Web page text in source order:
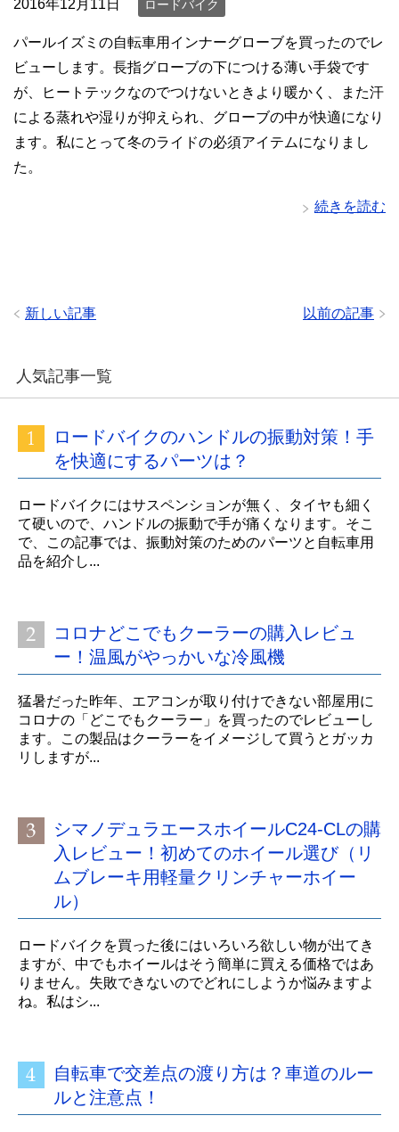
2016年12月11日 ロードバイク
パールイズミの自転車用インナーグローブを買ったのでレ
ビューします。長指グローブの下につける薄い手袋です
が、ヒートテックなのでつけないときより暖かく、また汗
による蒸れや湿りが抑えられ、グローブの中が快適になり
ます。私にとって冬のライドの必須アイテムになりまし
た。
続きを読む
以前の記事
新しい記事
人気記事一覧
ロードバイクのハンドルの振動対策！手
を快適にするパーツは？
ロードバイクにはサスペンションが無く、タイヤも細く
て硬いので、ハンドルの振動で手が痛くなります。そこ
で、この記事では、振動対策のためのパーツと自転車用
品を紹介し...
コロナどこでもクーラーの購入レビュ
ー！温風がやっかいな冷風機
猛暑だった昨年、エアコンが取り付けできない部屋用に
コロナの「どこでもクーラー」を買ったのでレビューし
ます。この製品はクーラーをイメージして買うとガッカ
リしますが...
シマノデュラエースホイールC24-CLの購
入レビュー！初めてのホイール選び（リ
ムブレーキ用軽量クリンチャーホイー
ル）
ロードバイクを買った後にはいろいろ欲しい物が出てき
ますが、中でもホイールはそう簡単に買える価格ではあ
りません。失敗できないのでどれにしようか悩みますよ
ね。私はシ...
自転車で交差点の渡り方は？車道のルー
ルと注意点！